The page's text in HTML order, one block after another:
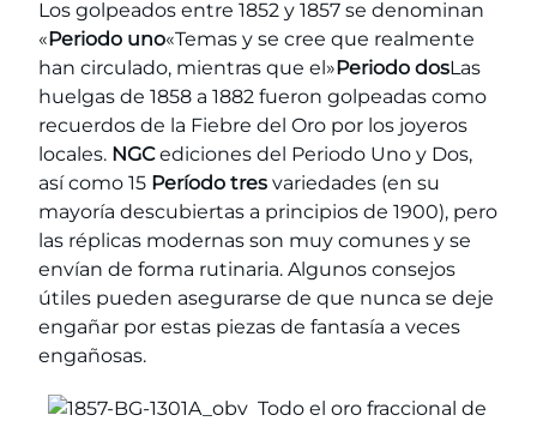
Los golpeados entre 1852 y 1857 se denominan
«Periodo uno«Temas y se cree que realmente
han circulado, mientras que el»Periodo dosLas
huelgas de 1858 a 1882 fueron golpeadas como
recuerdos de la Fiebre del Oro por los joyeros
locales. NGCediciones del Periodo Uno y Dos,
así como 15 Período tres variedades (en su
mayoría descubiertas a principios de 1900), pero
las réplicas modernas son muy comunes y se
envían de forma rutinaria. Algunos consejos
útiles pueden asegurarse de que nunca se deje
engañar por estas piezas de fantasía a veces
engañosas.
Todo el oro fraccional de